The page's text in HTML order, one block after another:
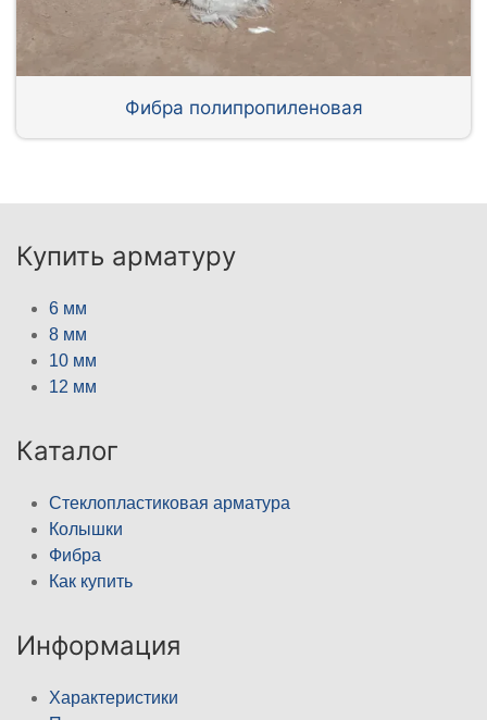
Фибра полипропиленовая
Купить арматуру
6 мм
8 мм
10 мм
12 мм
Каталог
Стеклопластиковая арматура
Колышки
Фибра
Как купить
Информация
Характеристики